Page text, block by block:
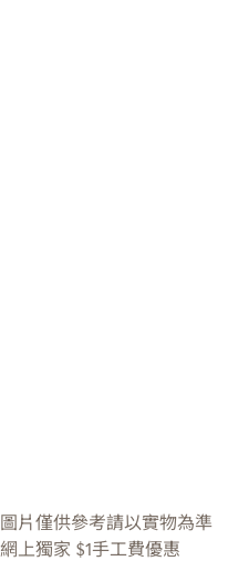
圖片僅供參考請以實物為準
網上獨家 $1手工費優惠